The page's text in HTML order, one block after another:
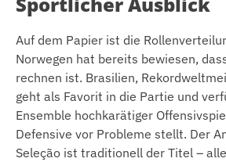
Auf dem Papier ist die
Norwegen hat bereits bewiesen,
rechnen ist. Brasilien,
geht als Favorit in die Partie und
Ensemble hochkarätiger
Defensive vor Probleme stellt. Der
Seleção ist traditionell der Titel –